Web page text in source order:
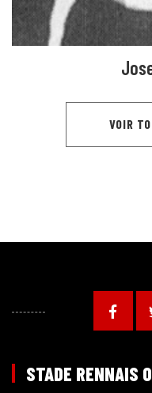
VOIR
STADE RENNAIS